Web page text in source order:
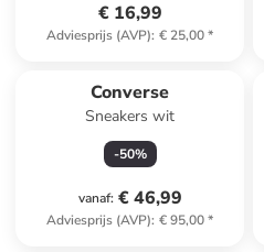
€ 16,99
Adviesprijs (AVP): € 25,00*
Converse
Sneakers wit
-50%
vanaf: € 46,99
Adviesprijs (AVP): € 95,00*